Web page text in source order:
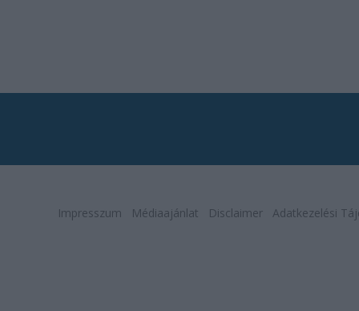
Impresszum Médiaajánlat Disclaimer Adatkezelési